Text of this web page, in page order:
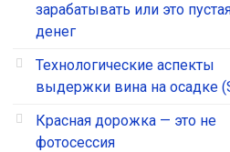
зарабатывать или это
денег
Технологические аспекты
выдержки вина на осадке
Красная дорожка — это не
фотосессия